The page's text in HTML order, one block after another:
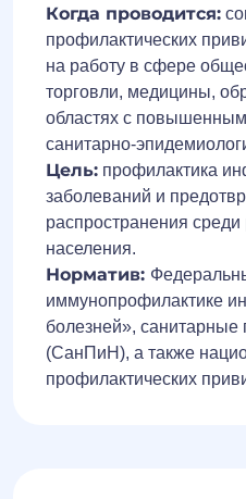
Когда проводится:
профилактических
на работу в сфере
торговли, медицины,
областях с
санитарно-
Цель: профилактика
заболеваний и
распространения среди
населения.
Норматив:
иммунопрофилактике
болезней»,
(СанПиН), а также
профилактических